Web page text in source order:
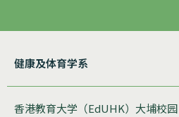
健康及体育学系
香港教育大学（EdUHK）大埔校园